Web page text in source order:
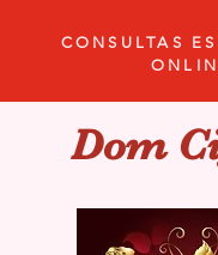
Dom
CONSULTAS